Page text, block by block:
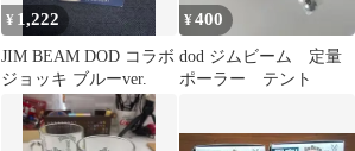
¥ 1,222
JIM BEAM DOD コラボ
ジョッキ ブルーver.
¥400
dod ジムビーム 定量
ポーラー テント